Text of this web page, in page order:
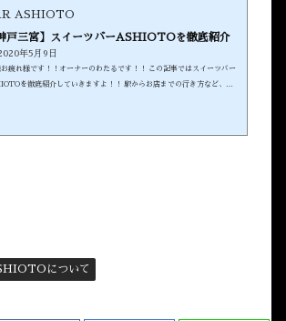
ASHIOTO
戸三宮】スイーツバーASHIOTOを徹底紹介
年5月9日
疲れ様です！！オーナーのわたるです！！ この記事ではスイーツバー
を徹底紹介していきますよ！！ 駅からお店までの行き方など、ス
について